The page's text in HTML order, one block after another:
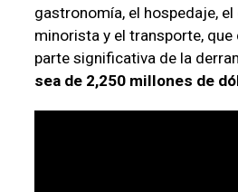
gastronomía, el hospedaje,
minorista y el transporte, que
parte significativa de la
sea de 2,250 millones de